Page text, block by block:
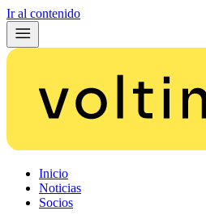
Ir al contenido
Inicio
Noticias
Socios